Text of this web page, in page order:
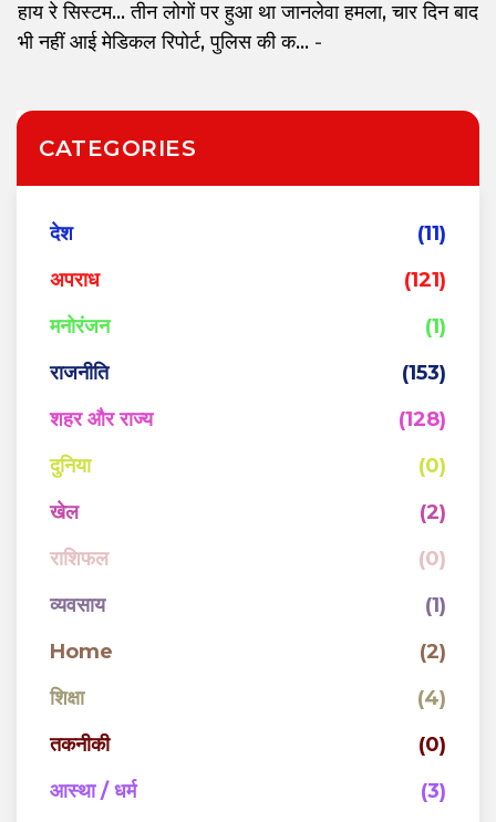
हाय रे सिस्टम... तीन लोगों पर हुआ था जानलेवा हमला, चार दिन बाद
भी नहीं आई मेडिकल रिपोर्ट, पुलिस की क... -
CATEGORIES
देश
(11)
अपराध
(121)
मनोरंजन
(1)
राजनीति
(153)
शहर और राज्य
(128)
दुनिया
(0)
खेल
(2)
राशिफल
(0)
व्यवसाय
(1)
Home
(2)
शिक्षा
(4)
तकनीकी
(0)
आस्था / धर्म
(3)